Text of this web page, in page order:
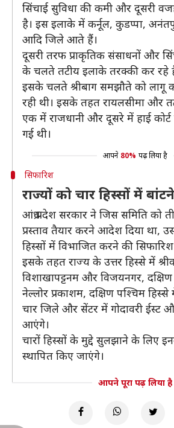
सिंचाई सुविधा की कमी और दूसरी
है। इस इलाके में कर्नूल, कुडप्पा,
आदि जिले आते हैं।
दूसरी तरफ प्राकृतिक संसाधनों और
के चलते तटीय इलाके तरक्की कर रहे
इसके चलते श्रीबाग समझौते को लागू
रही थी। इसके तहत रायलसीमा और
एक में राजधानी और दूसरे में हाई
गई थी।
आपने 80% पढ़ लिया है
सिफारिश
राज्यों को चार हिस्सों में
आंध्र प्रदेश सरकार ने जिस समिति को
प्रस्ताव तैयार करने आदेश दिया था,
हिस्सों में विभाजित करने की
इसके तहत राज्य के उत्तर हिस्से में
विशाखापट्टनम और विजयनगर,
नेल्लोर प्रकाशम, दक्षिण पश्चिम
चार जिले और सेंटर में गोदावरी ईस्ट
आएंगे।
चारों हिस्सों के मुद्दे सुलझाने के लिए
स्थापित किए जाएंगे।
आपने पूरा पढ़ लिया है